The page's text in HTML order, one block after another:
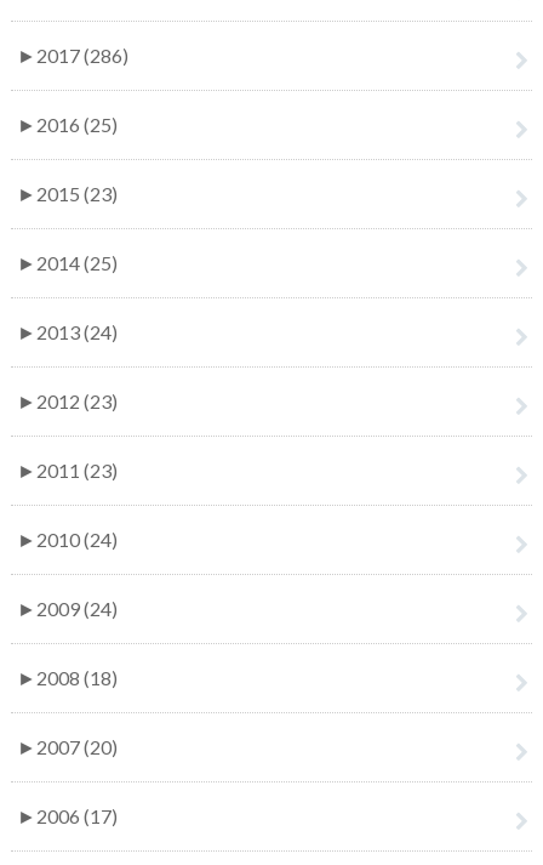
► 2017 (286)
► 2016 (25)
► 2015 (23)
► 2014 (25)
► 2013 (24)
► 2012 (23)
► 2011 (23)
► 2010 (24)
► 2009 (24)
► 2008 (18)
► 2007 (20)
► 2006 (17)